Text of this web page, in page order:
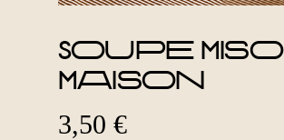
Soupe Miso
Maison
3,50 €